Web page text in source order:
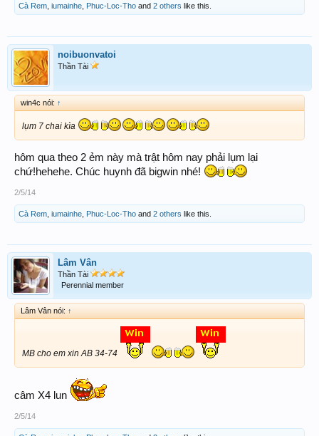
Cà Rem iumainhe Phuc-Loc-Tho and 2 others like this.
noibuonvatoi
Thần Tài
win4c nói: ↑
lụm 7 chai kìa
hôm qua theo 2 ẻm này mà trật hôm nay phải lụm lại
chứ!hehehe. Chúc huynh đã bigwin nhé!
2/5/14
Cà Rem iumainhe Phuc-Loc-Tho and 2 others like this.
Lâm Vân
Thần Tài
Perennial member
Lâm Vân nói: ↑
MB cho em xin AB 34-74
câm X4 lun
2/5/14